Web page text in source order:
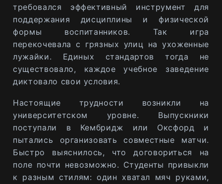
требовался эффективный инструмент для
поддержания дисциплины и физической
формы воспитанников. Так игра
перекочевала с грязных улиц на ухоженные
лужайки. Единых стандартов тогда не
существовало, каждое учебное заведение
диктовало свои условия.
Настоящие трудности возникли на
университетском уровне. Выпускники
поступали в Кембридж или Оксфорд и
пытались организовать совместные матчи.
Быстро выяснилось, что договориться на
поле почти невозможно. Студенты привыкли
к разным стилям: один хватал мяч руками,